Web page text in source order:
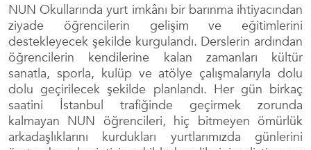
NUN Okullarında yurt imkânı bir barınma ihtiyacından
ziyade öğrencilerin gelişim ve eğitimlerini
destekleyecek şekilde kurgulandı. Derslerin ardından
öğrencilerin kendilerine kalan zamanları kültür
sanatla, sporla, kulüp ve atölye çalışmalarıyla dolu
dolu geçirilecek şekilde planlandı. Her gün birkaç
saatini İstanbul trafiğinde geçirmek zorunda
kalmayan NUN öğrencileri, hiç bitmeyen ömürlük
arkadaşlıklarını kurdukları yurtlarımızda günlerini